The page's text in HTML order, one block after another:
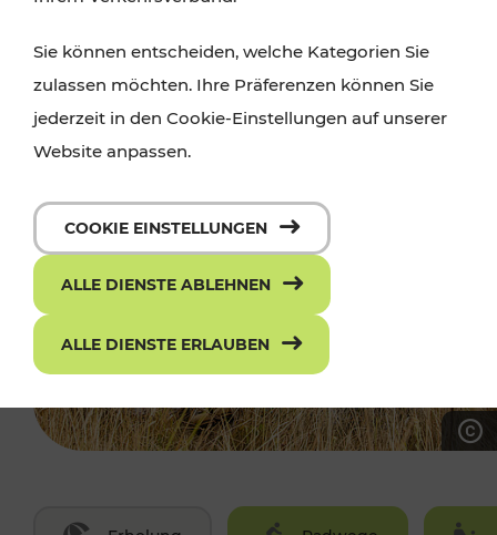
Sie können entscheiden, welche Kategorien Sie
zulassen möchten. Ihre Präferenzen können Sie
jederzeit in den Cookie-Einstellungen auf unserer
Website anpassen.
COOKIE EINSTELLUNGEN
ALLE DIENSTE ABLEHNEN
ALLE DIENSTE ERLAUBEN